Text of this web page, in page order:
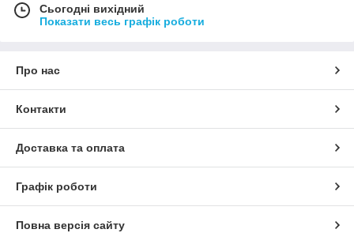
Сьогодні вихідний
Показати весь графік роботи
Про нас
Контакти
Доставка та оплата
Графік роботи
Повна версія сайту